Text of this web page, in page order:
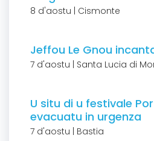
8 d'aostu | Cismonte
Jeffou Le Gnou
7 d'aostu | Santa Lucia di
U situ di u festivale
evacuatu in urgenza
7 d'aostu | Bastia